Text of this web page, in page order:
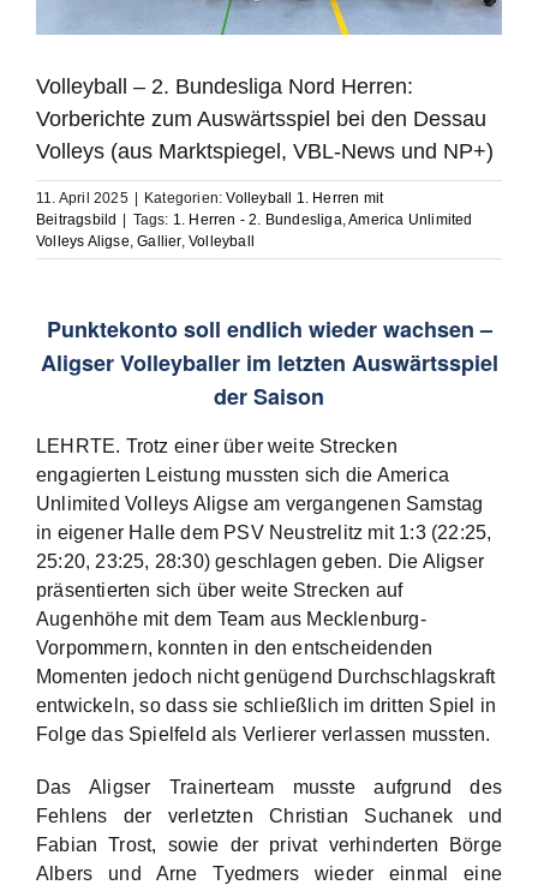
Volleyball – 2. Bundesliga Nord Herren:
Vorberichte zum Auswärtsspiel bei den Dessau
Volleys (aus Marktspiegel, VBL-News und NP+)
11. April 2025 | Kategorien:Volleyball 1. Herren mit
Beitragsbild | Tags: 1. Herren - 2. Bundesliga ,America Unlimited
Volleys Aligse ,Gallier,Volleyball
Punktekonto soll endlich wieder wachsen –
Aligser Volleyballer im letzten Auswärtsspiel
der Saison
LEHRTE. Trotz einer über weite Strecken
engagierten Leistung mussten sich die America
Unlimited Volleys Aligse am vergangenen Samstag
in eigener Halle dem PSV Neustrelitz mit 1:3 (22:25,
25:20, 23:25, 28:30) geschlagen geben. Die Aligser
präsentierten sich über weite Strecken auf
Augenhöhe mit dem Team aus Mecklenburg-
Vorpommern, konnten in den entscheidenden
Momenten jedoch nicht genügend Durchschlagskraft
entwickeln, so dass sie schließlich im dritten Spiel in
Folge das Spielfeld als Verlierer verlassen mussten.
Das Aligser Trainerteam musste aufgrund des
Fehlens der verletzten Christian Suchanek und
Fabian Trost, sowie der privat verhinderten Börge
Albers und Arne Tyedmers wieder einmal eine